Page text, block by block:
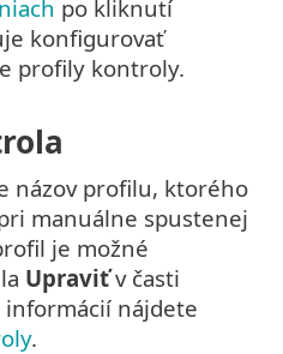
po kliknutí
konfigurovať
profily kontroly.
názov profilu, ktorého
manuálne spustenej
je možné
Upraviťv časti
informácií nájdete
.